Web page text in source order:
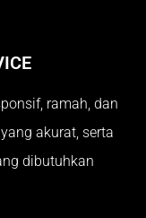
ramah, dan
akurat, serta
dibutuhkan